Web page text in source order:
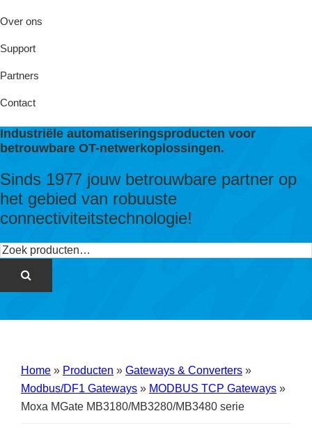
Over ons
Support
Partners
Contact
Industriële automatiseringsproducten voor
betrouwbare OT-netwerkoplossingen.
Sinds 1977 jouw betrouwbare partner op
het gebied van robuuste
connectiviteitstechnologie!
Zoeken
Home » Producten » Gateways & Converters »
Modbus/DF1 Gateways » MODBUS TCP Gateways »
Moxa MGate MB3180/MB3280/MB3480 serie